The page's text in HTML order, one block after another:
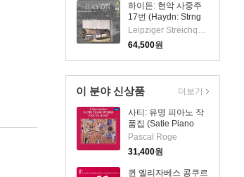
하이든: 현악 사중주
17번 (Haydn: Strng
Quartets Vol.17)
(2CD) - Leipziger
Streichquartett
Leipziger Streichquartett
64,500원
이 분야 신상품
사티: 유명 피아노 작
품집 (Satie Piano
Works - 3
Gymnopedies)
(SHM-CD)(일본반) -
Pascal Roge
Pascal Roge
31,400원
퀸 엘리자베스 콩쿠르
더보기